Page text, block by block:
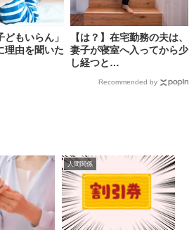
どもいらん」
理由を聞いた
【は？】在宅勤務の夫は、
妻子が寝室へ入ってから少
し経つと…
Recommended by
人間関係